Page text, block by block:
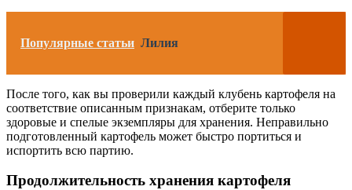
Популярные статьи Лилия
После того, как вы проверили каждый клубень картофеля на
соответствие описанным признакам, отберите только
здоровые и спелые экземпляры для хранения. Неправильно
подготовленный картофель может быстро портиться и
испортить всю партию.
Продолжительность хранения картофеля